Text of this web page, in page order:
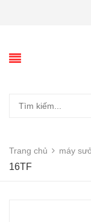
Trang chủ máy
16TF